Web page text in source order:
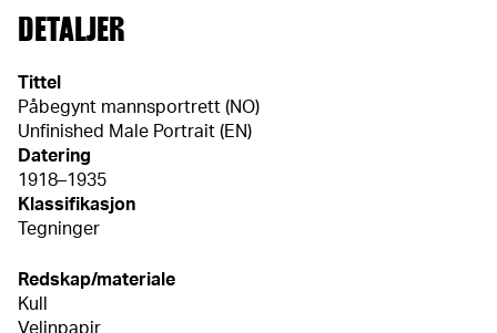
DETALJER
Tittel
Påbegynt mannsportrett (NO)
Unfinished Male Portrait (EN)
Datering
1918–1935
Klassifikasjon
Tegninger
Redskap/materiale
Kull
Velinpapir